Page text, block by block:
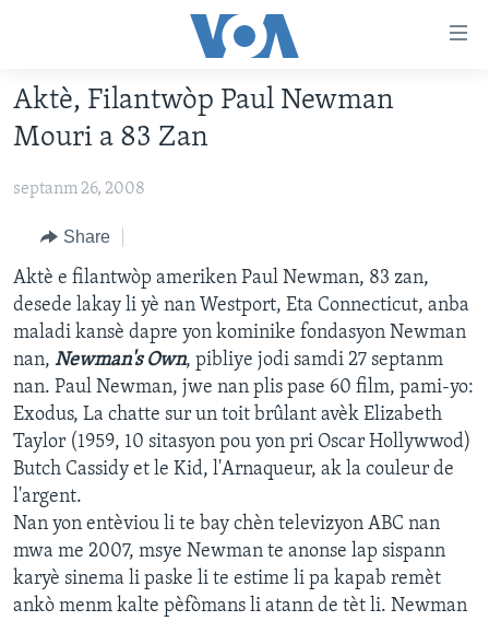
Skip
to
main
Skip
Navigation
Skip
to
Search
AMERIK LATIN
ENTÈNASYONAL
VIDEO
FLASHPOINT IKRÈN
Learning English
SUIV NOU
Languages
Aktè, Filantwòp Paul Newman
Mouri a 83 Zan
septanm 26, 2008
Share
Aktè e filantwòp ameriken Paul Newman, 83 zan,
desede lakay li yè nan Westport, Eta Connecticut, anba
maladi kansè dapre yon kominike fondasyon Newman
nan, Newman's Own, pibliye jodi samdi 27 septanm
nan. Paul Newman, jwe nan plis pase 60 film, pami-yo:
Exodus, La chatte sur un toit brûlant avèk Elizabeth
Taylor (1959, 10 sitasyon pou yon pri Oscar Hollywwod)
Butch Cassidy et le Kid, l'Arnaqueur, ak la couleur de
l'argent.
Nan yon entèviou li te bay chèn televizyon ABC nan
mwa me 2007, msye Newman te anonse lap sispann
karyè sinema li paske li te estime li pa kapab remèt
ankò menm kalte pèfòmans li atann de tèt li. Newman